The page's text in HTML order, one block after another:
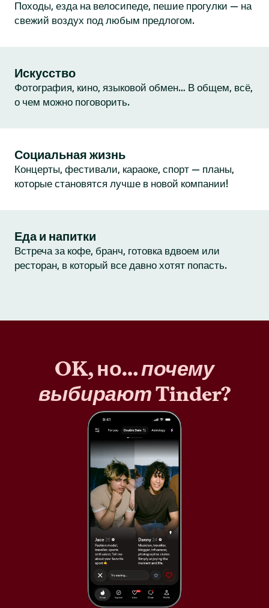
Походы, езда на велосипеде, пешие прогулки — на
свежий воздух под любым предлогом.
Искусство
Фотография, кино, языковой обмен… В общем, всё,
о чем можно поговорить.
Социальная жизнь
Концерты, фестивали, караоке, спорт — планы,
которые становятся лучше в новой компании!
Еда и напитки
Встреча за кофе, бранч, готовка вдвоем или
ресторан, в который все давно хотят попасть.
OK, но…почему
выбираютTinder?